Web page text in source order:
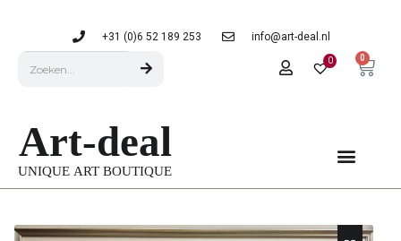
+31 (0)6 52 189 253 info@art-deal.nl
0 0